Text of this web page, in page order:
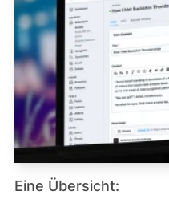
Eine Übersicht: